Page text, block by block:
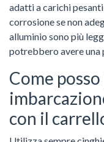
adatti a carichi
corrosione se non
alluminio sono più
potrebbero avere una
Come
con il